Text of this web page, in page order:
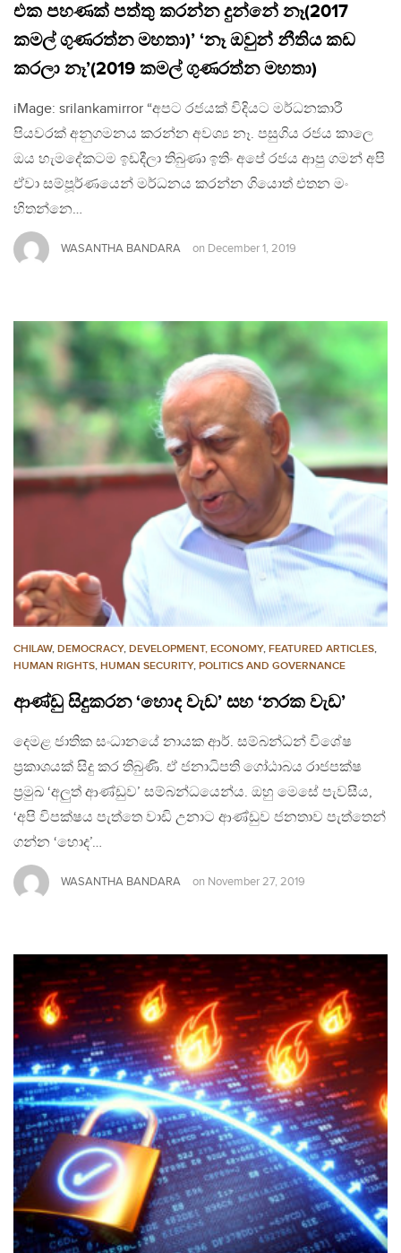
එක පහණක් පත්තු කරන්න දුන්නේ නෑ(2017
කමල් ගුණරත්න මහතා)’ ‘නෑ ඔවුන් නීතිය කඩ
කරලා නෑ’(2019 කමල් ගුණරත්න මහතා)
iMage: srilankamirror “අපට රජයක් විදියට මර්ධනකාරී
පියවරක් අනුගමනය කරන්න අවශ්‍ය නෑ. පසුගිය රජය කාලෙ
ඔය හැමදේකටම ඉඩදීලා තිබුණා ඉතිං අපේ රජය ආපු ගමන් අපි
ඒවා සම්පූර්ණයෙන් මර්ධනය කරන්න ගියොත් එතන මං
හිතන්නෙ…
WASANTHA BANDARA on December 1, 2019
CHILAW, DEMOCRACY, DEVELOPMENT, ECONOMY, FEATURED ARTICLES,
HUMAN RIGHTS, HUMAN SECURITY, POLITICS AND GOVERNANCE
ආණ්ඩු සිදුකරන ‘හොද වැඩ’ සහ ‘නරක වැඩ’
දෙමළ ජාතික සංධානයේ නායක ආර්. සම්බන්ධන් විශේෂ
ප්‍රකාශයක් සිදු කර තිබුණි. ඒ ජනාධිපති ගෝඨාබය රාජපක්ෂ
ප්‍රමුඛ ‘අලුත් ආණ්ඩුව’ සම්බන්ධයෙන්ය. ඔහු මෙසේ පැවසීය,
‘අපි විපක්ෂය පැත්තෙ වාඩි උනාට ආණ්ඩුව ජනතාව පැත්තෙන්
ගන්න ‘හොද’…
WASANTHA BANDARA on November 27, 2019